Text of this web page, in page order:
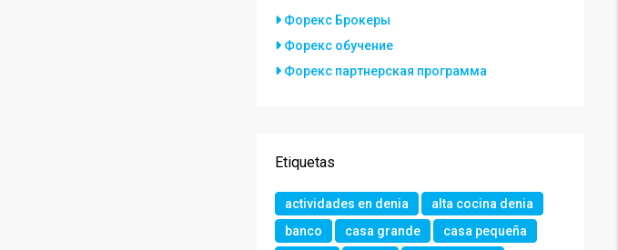
Форекс Брокеры
Форекс обучение
Форекс партнерская программа
Etiquetas
actividades en denia
alta cocina denia
banco
casa grande
casa pequeña